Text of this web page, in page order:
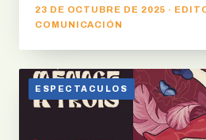
23 DE OCTUBRE DE 2025 ·
COMUNICACIÓN
ESPECTACULOS